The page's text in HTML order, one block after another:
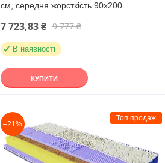
см, середня жорсткість 90х200
7 723,83 ₴ 9 777 ₴
В наявності
КУПИТИ
Топ продаж
–21%